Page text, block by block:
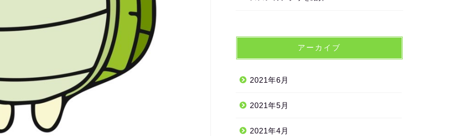
アーカイブ
2021年6月
2021年5月
2021年4月